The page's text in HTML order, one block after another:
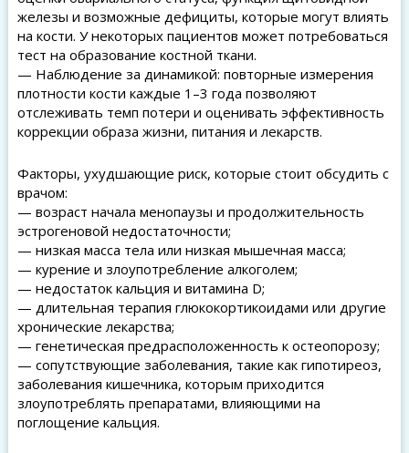
железы и возможные дефициты, которые могут влиять
на кости. У некоторых пациентов может потребоваться
тест на образование костной ткани.
— Наблюдение за динамикой: повторные измерения
плотности кости каждые 1–3 года позволяют
отслеживать темп потери и оценивать эффективность
коррекции образа жизни, питания и лекарств.
Факторы, ухудшающие риск, которые стоит обсудить с
врачом:
— возраст начала менопаузы и продолжительность
эстрогеновой недостаточности;
— низкая масса тела или низкая мышечная масса;
— курение и злоупотребление алкоголем;
— недостаток кальция и витамина D;
— длительная терапия глюкокортикоидами или другие
хронические лекарства;
— генетическая предрасположенность к остеопорозу;
— сопутствующие заболевания, такие как гипотиреоз,
заболевания кишечника, которым приходится
злоупотреблять препаратами, влияющими на
поглощение кальция.